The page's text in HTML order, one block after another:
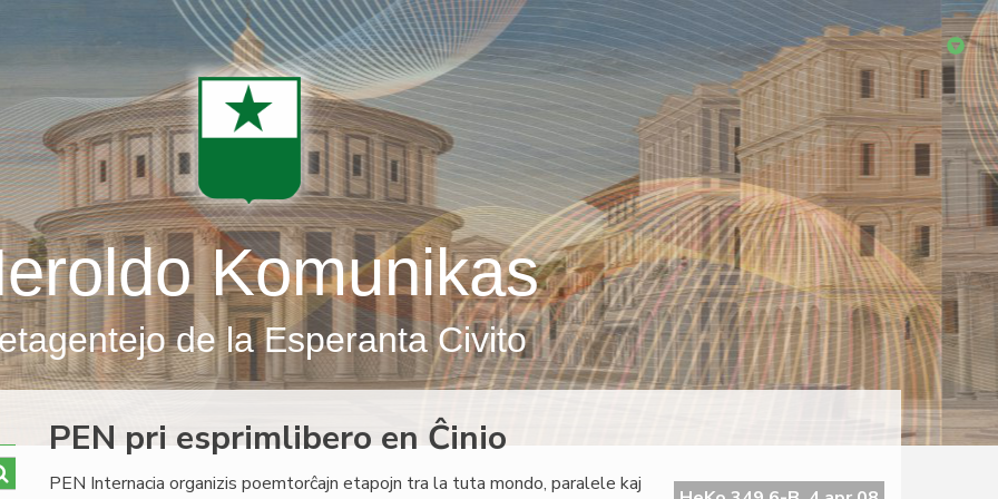
Komunikas
de la Esperanta Civito
PEN pri esprimlibero en Ĉinio
PEN Internacia organizis poemtorĉajn etapojn tra la tuta mondo, paralele kaj